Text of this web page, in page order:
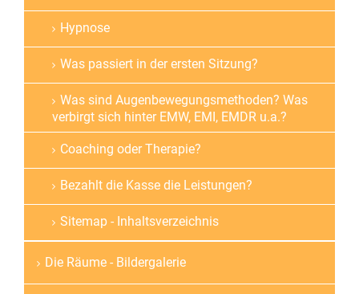
Hypnose
Was passiert in der ersten Sitzung?
Was sind Augenbewegungsmethoden? Was
verbirgt sich hinter EMW, EMI, EMDR u.a.?
Coaching oder Therapie?
Bezahlt die Kasse die Leistungen?
Sitemap - Inhaltsverzeichnis
Die Räume - Bildergalerie